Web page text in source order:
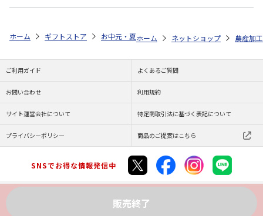
販売終了
ホーム ギフトストア お中元・夏ギフト特集 2026 ゆうゆうギフト
ホーム ネットショップ 農産加
ご利用ガイド よくあるご質問
お問い合わせ 利用規約
サイト運営会社について 特定商取引法に基づく表記について
プライバシーポリシー 商品のご提案はこちら
SNSでお得な情報発信中